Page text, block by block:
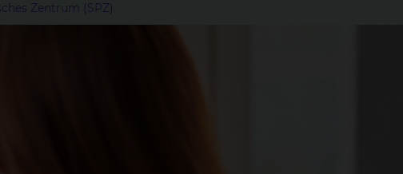
Zentrum (SPZ)